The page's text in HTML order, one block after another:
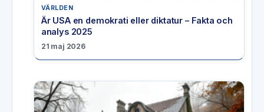
VÄRLDEN
Är USA en demokrati eller diktatur – Fakta och
analys 2025
21 maj 2026